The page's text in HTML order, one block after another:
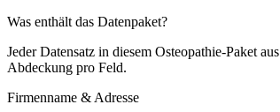
Was enthält das Datenpaket?
Jeder Datensatz in diesem Osteopathie-Paket aus
Abdeckung pro Feld.
Firmenname & Adresse